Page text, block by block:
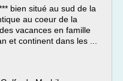
bien situé au sud de la
au coeur de la
vacances en famille
et continent dans les ...